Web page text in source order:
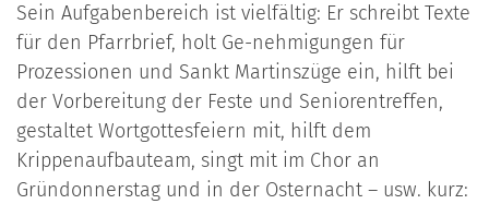
Sein Aufgabenbereich ist vielfältig: Er schreibt Texte
für den Pfarrbrief, holt Ge-nehmigungen für
Prozessionen und Sankt Martinszüge ein, hilft bei
der Vorbereitung der Feste und Seniorentreffen,
gestaltet Wortgottesfeiern mit, hilft dem
Krippenaufbauteam, singt mit im Chor an
Gründonnerstag und in der Osternacht – usw. kurz: